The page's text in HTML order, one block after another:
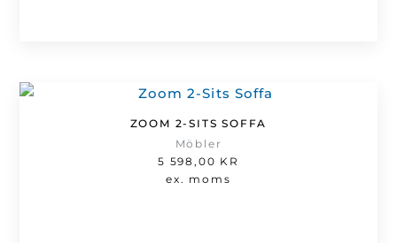
ZOOM 2-SITS SOFFA
Möbler
5 598,00 KR
ex. moms